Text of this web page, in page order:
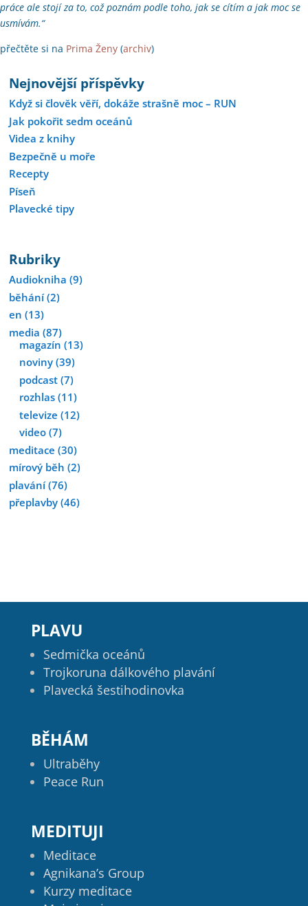
práce ale stojí za to, což poznám podle toho, jak se cítím a jak moc se
usmívám.“
přečtěte si na Prima Ženy (archiv)
Nejnovější příspěvky
Když si člověk věří, dokáže strašně moc – RUN
Jak pokořit sedm oceánů
Videa z knihy
Bezpečně u moře
Recepty
Píseň
Plavecké tipy
Rubriky
Audiokniha (9)
běhání(2)
en (13)
media (87)
magazín (13)
noviny (39)
podcast (7)
rozhlas (11)
televize (12)
video (7)
meditace (30)
mírový běh (2)
plavání(76)
přeplavby (46)
PLAVU
Sedmička oceánů
Trojkoruna dálkového plavání
Plavecká šestihodinovka
BĚHÁM
Ultraběhy
Peace Run
MEDITUJI
Meditace
Agnikana’s Group
Kurzy meditace